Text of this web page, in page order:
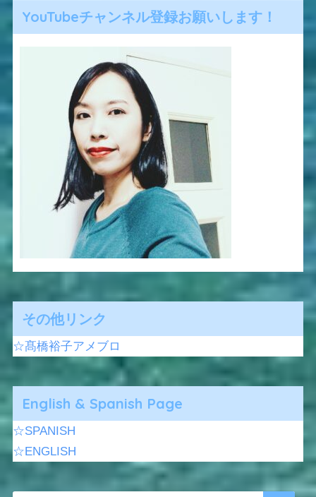
YouTubeチャンネル登録お願いします！
その他リンク
☆髙橋裕子アメブロ
English & Spanish Page
☆SPANISH
☆ENGLISH